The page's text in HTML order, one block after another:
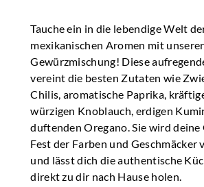
Tauche ein in die lebendige Welt
mexikanischen Aromen mit
Gewürzmischung! Diese
vereint die besten Zutaten wie
Chilis, aromatische Paprika,
würzigen Knoblauch, erdigen
duftenden Oregano. Sie wird deine
Fest der Farben und Geschmäcker
und lässt dich die authentische
direkt zu dir nach Hause holen.